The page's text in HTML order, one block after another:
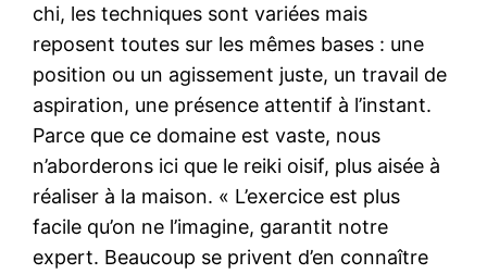
chi, les techniques sont variées mais
reposent toutes sur les mêmes bases : une
position ou un agissement juste, un travail de
aspiration, une présence attentif à l’instant.
Parce que ce domaine est vaste, nous
n’aborderons ici que le reiki oisif, plus aisée à
réaliser à la maison. « L’exercice est plus
facile qu’on ne l’imagine, garantit notre
expert. Beaucoup se privent d’en connaître